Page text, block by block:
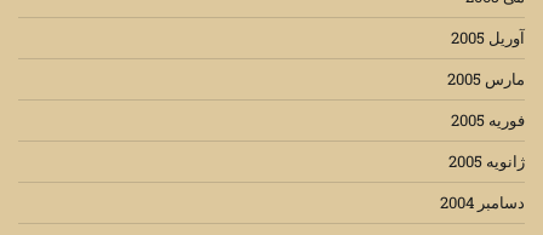
آوریل 2005
مارس 2005
فوریه 2005
ژانویه 2005
دسامبر 2004